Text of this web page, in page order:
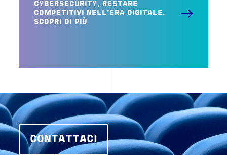
CYBERSECURITY, RESTARE
COMPETITIVI NELL'ERA DIGITALE.
SCOPRI DI PIÙ
CONTATTACI